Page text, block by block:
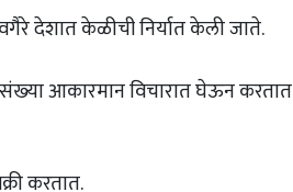
देशात केळीची निर्यात केली जाते.
आकारमान विचारात घेऊन करतात.
करतात.